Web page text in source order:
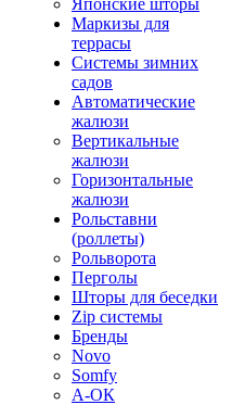
Японские шторы
Маркизы для
террасы
Системы зимних
садов
Автоматические
жалюзи
Вертикальные
жалюзи
Горизонтальные
жалюзи
Рольставни
(роллеты)
Рольворота
Перголы
Шторы для беседки
Zip системы
Бренды
Novo
Somfy
А-ОК